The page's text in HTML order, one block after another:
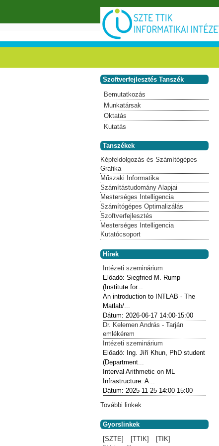
Szoftverfejlesztés Tanszék
Bemutatkozás
Munkatársak
Oktatás
Kutatás
Tanszékek
Képfeldolgozás és Számítógépes
Grafika
Műszaki Informatika
Számítástudomány Alapjai
Mesterséges Intelligencia
Számítógépes Optimalizálás
Szoftverfejlesztés
Mesterséges Intelligencia
Kutatócsoport
Hírek
Intézeti szeminárium
Előadó:Siegfried M. Rump
(Institute for...
An introduction to INTLAB - The
Matlab/...
Dátum:2026-06-17 14:00-15:00
Dr. Kelemen András - Tarján
emlékérem
Intézeti szeminárium
Előadó: Ing. Jiří Khun, PhD student
(Department...
Interval Arithmetic on ML
Infrastructure: A...
Dátum:2025-11-25 14:00-15:00
További linkek
Gyorslinkek
[SZTE]
[TTIK]
[TIK]